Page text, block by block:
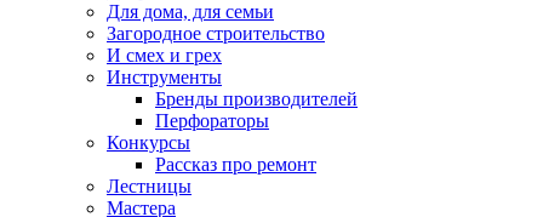
Для дома, для семьи
Загородное строительство
И смех и грех
Инструменты
Бренды производителей
Перфораторы
Конкурсы
Рассказ про ремонт
Лестницы
Мастера